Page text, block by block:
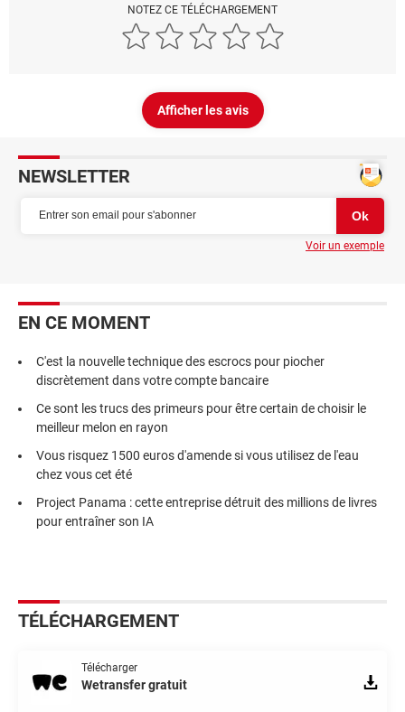
NOTEZ CE TÉLÉCHARGEMENT
Afficher les avis
NEWSLETTER
Voir un exemple
EN CE MOMENT
C'est la nouvelle technique des escrocs pour piocher
discrètement dans votre compte bancaire
Ce sont les trucs des primeurs pour être certain de choisir le
meilleur melon en rayon
Vous risquez 1500 euros d'amende si vous utilisez de l'eau
chez vous cet été
Project Panama : cette entreprise détruit des millions de livres
pour entraîner son IA
TÉLÉCHARGEMENT
Télécharger
Wetransfer gratuit